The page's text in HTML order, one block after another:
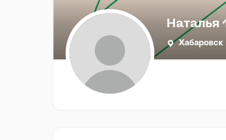
Наталья 1
Хабаровск